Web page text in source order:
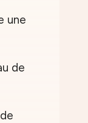
une
de